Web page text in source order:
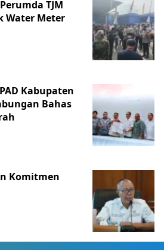
TJM
Water Meter
Kabupaten
Bahas
Komitmen